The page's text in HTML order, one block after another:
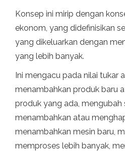
Konsep ini mirip dengan
ekonom, yang didefinisikan
yang dikeluarkan dengan
yang lebih banyak.
Ini mengacu pada nilai tukar
menambahkan produk baru
produk yang ada, mengubah
menambahkan atau
menambahkan mesin baru,
memproses lebih banyak,